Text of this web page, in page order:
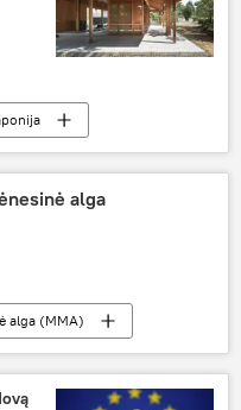
alga
alga (MMA)